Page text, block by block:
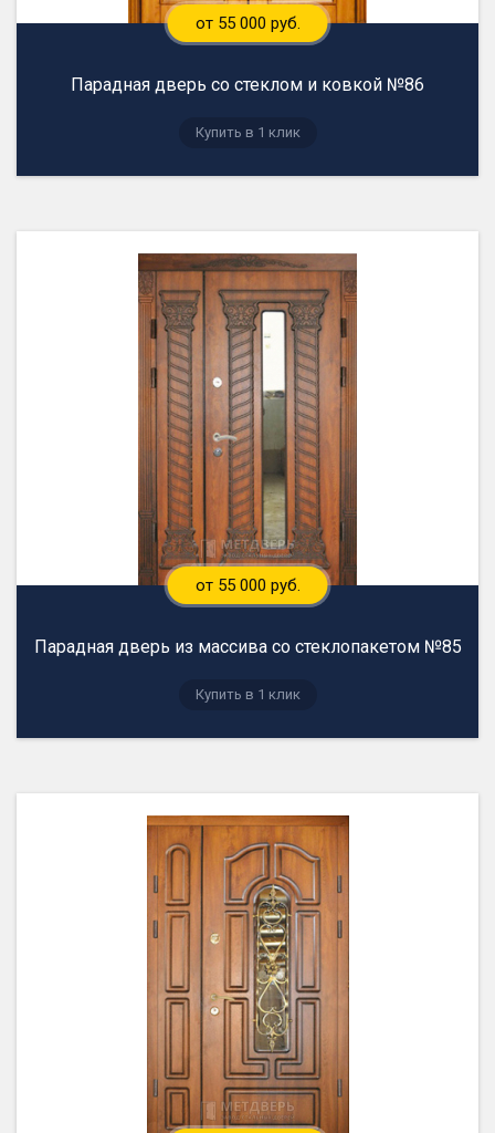
от 55 000 руб.
Парадная дверь со стеклом и ковкой №86
от 55 000 руб.
Парадная дверь из массива со стеклопакетом №85